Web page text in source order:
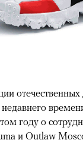
отечественных
году о
и Outlaw